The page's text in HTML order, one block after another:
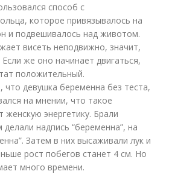
способ с
которое привязывалось на
и подвешивалось над животом.
висеть неподвижно, значит,
Если же оно начинает двигаться,
положительный.
что девушка беременна без теста,
на мнении, что такое
энергетику. Брали
надпись “беременна”, на
Затем в них высаживали лук и
рост побегов станет 4 см. Но
много времени.